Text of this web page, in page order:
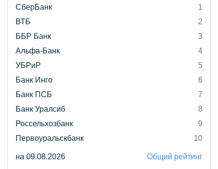
СберБанк
1
ВТБ
2
ББР Банк
3
Альфа-Банк
4
УБРиР
5
Банк Инго
6
Банк ПСБ
7
Банк Уралсиб
8
Россельхозбанк
9
Первоуральскбанк
10
на 09.08.2026 Общий рейтинг